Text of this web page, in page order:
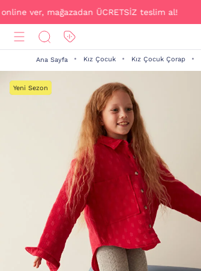
ÜCRETSİZ teslim al!
Ana Sayfa Kız Çocuk Kız Çocuk Çorap
Yeni Sezon